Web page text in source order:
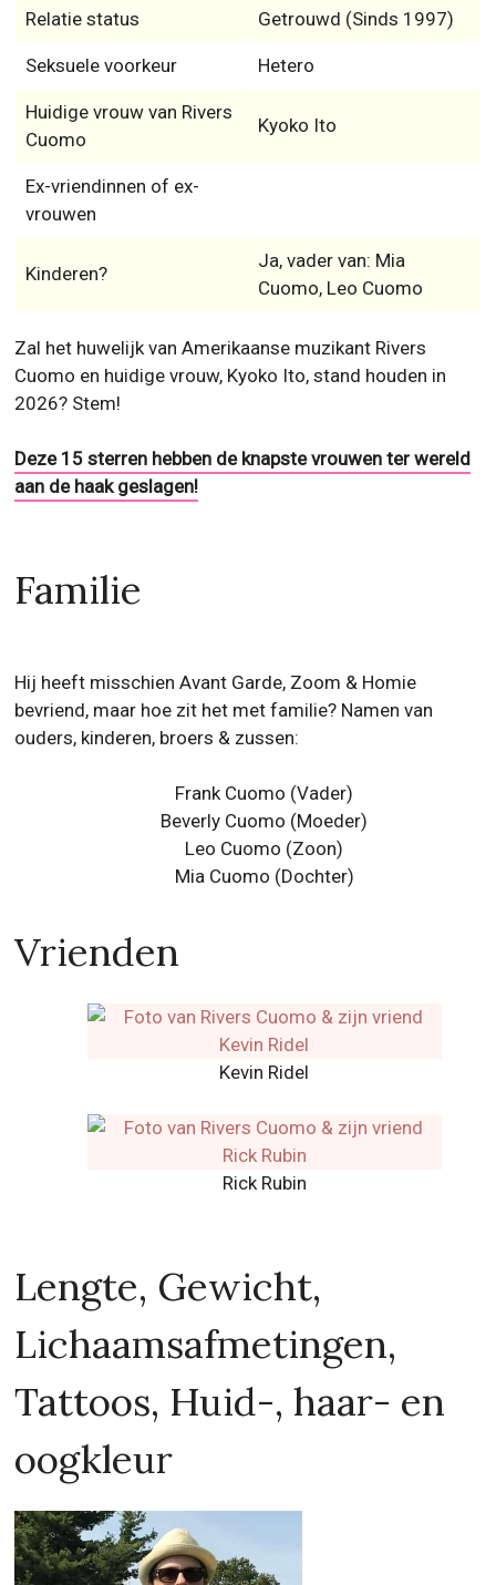
Relatie status Getrouwd (Sinds 1997)
Seksuele voorkeur Hetero
Huidige vrouw van Rivers
Cuomo
Kyoko Ito
Ex-vriendinnen of ex-
vrouwen
Kinderen?
Ja, vader van: Mia
Cuomo, Leo Cuomo
Zal het huwelijk van Amerikaanse muzikant Rivers
Cuomo en huidige vrouw, Kyoko Ito, stand houden in
2026? Stem!
Deze 15 sterren hebben de knapste vrouwen ter wereld
aan de haak geslagen!
Familie
Hij heeft misschien Avant Garde, Zoom & Homie
bevriend, maar hoe zit het met familie? Namen van
ouders, kinderen, broers & zussen:
Frank Cuomo (Vader)
Beverly Cuomo (Moeder)
Leo Cuomo (Zoon)
Mia Cuomo (Dochter)
Vrienden
Kevin Ridel
Rick Rubin
Lengte, Gewicht,
Lichaamsafmetingen,
Tattoos, Huid-, haar- en
oogkleur